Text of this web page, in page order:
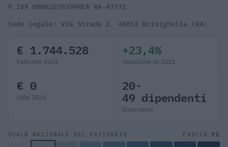
P.IVA 00082670399REA RA-47731
Sede legale: Via Strada 2, 48013 Brisighella (RA)
€ 1.744.528
Fatturato 2024
+23,4%
Variazione vs 2021
€ 0
Utile 2024
20-
49 dipendenti
Dipendenti
SCALA NAZIONALE DEL FATTURATO FASCIA F2